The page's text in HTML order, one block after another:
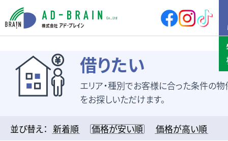
HOME
買いたい
売地
新築戸建
店舗付住宅
マンション
借りたい
エリア・種別でお客様に合った条件の物
をお探しいただけます。
並び替え： 新着順 価格が安い順 価格が高い順